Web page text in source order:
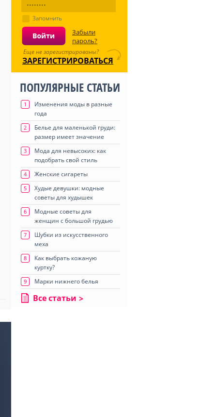
Запомнить
Забыли
пароль?
Еще не зарегистрированы?
ЗАРЕГИСТРИРОВАТЬСЯ
ПОПУЛЯРНЫЕ СТАТЬИ
1
Изменения моды в разные
года
2
Белье для маленькой груди:
размер имеет значение
3
Мода для невысоких: как
подобрать свой стиль
4 Женские сигареты
5
Худые девушки: модные
советы для худышек
6
Модные советы для
женщин с большой грудью
7
Шубки из искусственного
меха
8
Как выбрать кожаную
куртку?
9 Марки нижнего белья
Все статьи